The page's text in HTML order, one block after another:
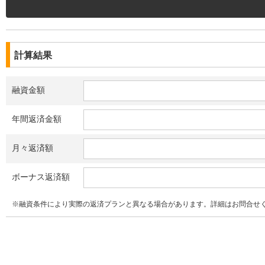
計算結果
融資金額
年間返済金額
月々返済額
ボーナス返済額
※融資条件により実際の返済プランと異なる場合があります。詳細はお問合せ